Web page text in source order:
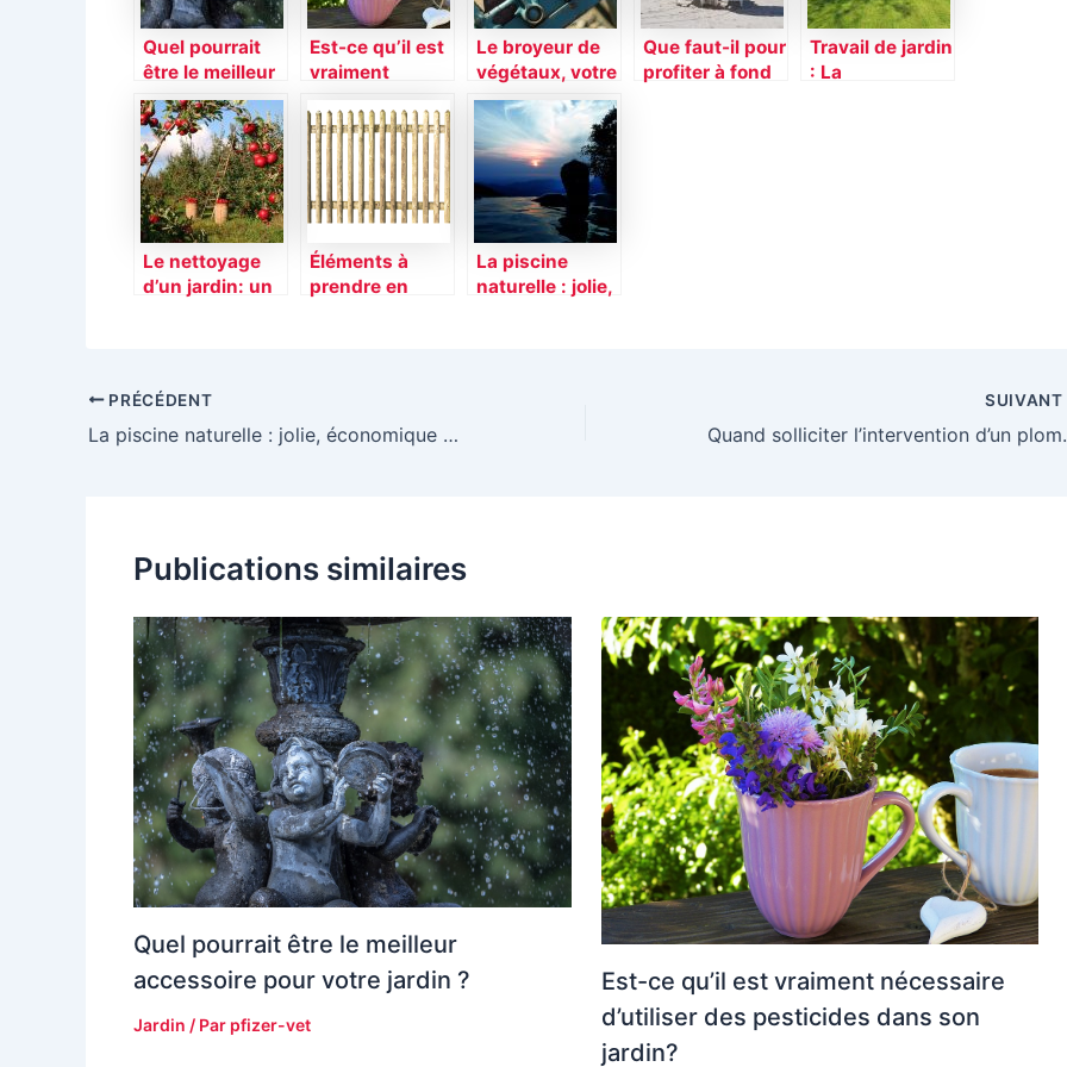
Quel pourrait
être le meilleur
accessoire
pour votre
jardin ?
Est-ce qu’il est
vraiment
nécessaire
d’utiliser des
pesticides
dans son
jardin?
Le broyeur de
végétaux, votre
allié dans la
découpe de vos
branches
Que faut-il pour
profiter à fond
Travail de jardin
: La
Le nettoyage
d’un jardin: un
Éléments à
prendre en
La piscine
naturelle : jolie,
PRÉCÉDENT
La piscine naturelle : jolie, économique et écologique
SUIVANT
Quand
Publications similaires
Quel pourrait être le meilleur
accessoire pour votre jardin ?
Jardin / Par pfizer-vet
Est-ce qu’il est vraiment nécessaire
d’utiliser des pesticides dans son
jardin?